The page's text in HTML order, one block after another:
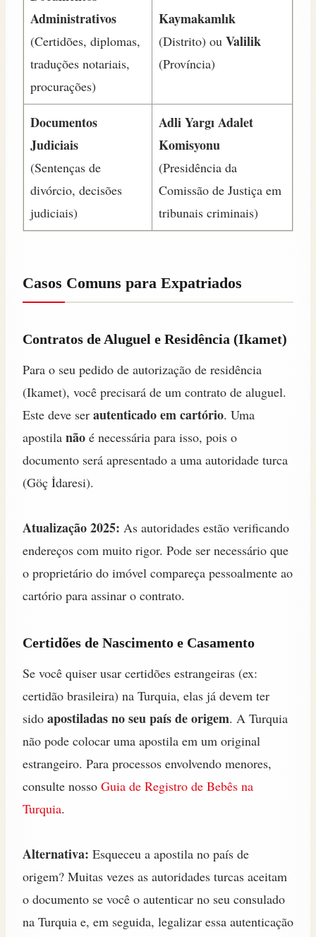
Administrativos
(Certidões, diplomas,
traduções notariais,
procurações)
Kaymakamlık
(Distrito) ou Valilik
(Província)
Documentos
Judiciais
(Sentenças de
divórcio, decisões
judiciais)
Adli Yargı Adalet
Komisyonu
(Presidência da
Comissão de Justiça em
tribunais criminais)
Casos Comuns para Expatriados
Contratos de Aluguel e Residência (Ikamet)
Para o seu pedido de autorização de residência
(Ikamet), você precisará de um contrato de aluguel.
Este deve ser autenticado em cartório. Uma
apostila não é necessária para isso, pois o
documento será apresentado a uma autoridade turca
(Göç İdaresi).
Atualização 2025: As autoridades estão verificando
endereços com muito rigor. Pode ser necessário que
o proprietário do imóvel compareça pessoalmente ao
cartório para assinar o contrato.
Certidões de Nascimento e Casamento
Se você quiser usar certidões estrangeiras (ex:
certidão brasileira) na Turquia, elas já devem ter
sido apostiladas no seu país de origem. A Turquia
não pode colocar uma apostila em um original
estrangeiro. Para processos envolvendo menores,
consulte nosso Guia de Registro de Bebês na
Turquia.
Alternativa: Esqueceu a apostila no país de
origem? Muitas vezes as autoridades turcas aceitam
o documento se você o autenticar no seu consulado
na Turquia e, em seguida, legalizar essa autenticação